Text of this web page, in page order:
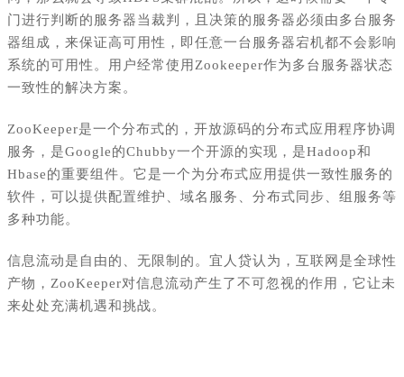
门进行判断的服务器当裁判，且决策的服务器必须由多台服务
器组成，来保证高可用性，即任意一台服务器宕机都不会影响
系统的可用性。用户经常使用Zookeeper作为多台服务器状态
一致性的解决方案。
ZooKeeper是一个分布式的，开放源码的分布式应用程序协调
服务，是Google的Chubby一个开源的实现，是Hadoop和
Hbase的重要组件。它是一个为分布式应用提供一致性服务的
软件，可以提供配置维护、域名服务、分布式同步、组服务等
多种功能。
信息流动是自由的、无限制的。宜人贷认为，互联网是全球性
产物，ZooKeeper对信息流动产生了不可忽视的作用，它让未
来处处充满机遇和挑战。